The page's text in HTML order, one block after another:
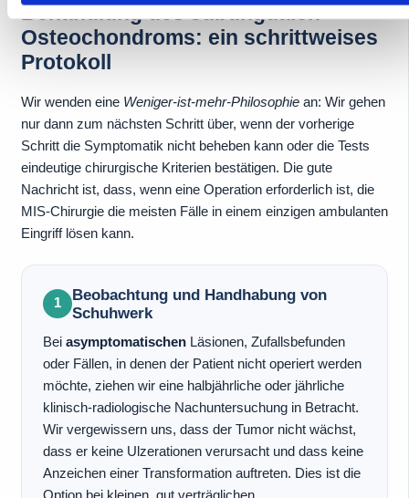
Behandlung des subungualen
Osteochondroms: ein schrittweises
Protokoll
Wir wenden eine Weniger-ist-mehr-Philosophiean: Wir gehen
nur dann zum nächsten Schritt über, wenn der vorherige
Schritt die Symptomatik nicht beheben kann oder die Tests
eindeutige chirurgische Kriterien bestätigen. Die gute
Nachricht ist, dass, wenn eine Operation erforderlich ist, die
MIS-Chirurgie die meisten Fälle in einem einzigen ambulanten
Eingriff lösen kann.
1
Beobachtung und Handhabung von
Schuhwerk
Bei asymptomatischenLäsionen, Zufallsbefunden
oder Fällen, in denen der Patient nicht operiert werden
möchte, ziehen wir eine halbjährliche oder jährliche
klinisch-radiologische Nachuntersuchung in Betracht.
Wir vergewissern uns, dass der Tumor nicht wächst,
dass er keine Ulzerationen verursacht und dass keine
Anzeichen einer Transformation auftreten. Dies ist die